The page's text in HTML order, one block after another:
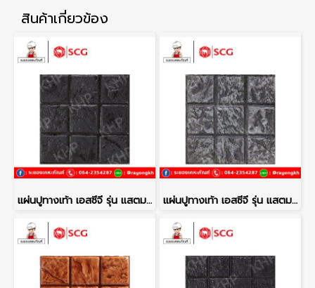
สินค้าเกี่ยวข้อง
แผ่นปูทางเท้า เอสซีจี รุ่น แสตมป์เพฟ ลายโคโม่ สีดำ แผ่นปูทางเท้า เอสซีจี รุ่น แสตมป์เพฟ ลายโคโม่ สีเทา